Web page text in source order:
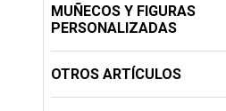
MUÑECOS Y FIGURAS
PERSONALIZADAS
OTROS ARTÍCULOS